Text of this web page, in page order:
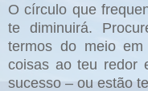
O círculo que
te diminuirá.
termos do meio
coisas ao teu redor
sucesso – ou estão